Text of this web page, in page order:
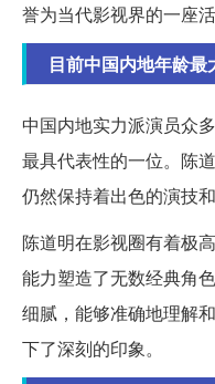
誉为当代影视界的一座活
目前中国内地年龄
中国内地实力派演员众
最具代表性的一位。陈
仍然保持着出色的演技
陈道明在影视圈有着极
能力塑造了无数经典角
细腻，能够准确地理解
下了深刻的印象。